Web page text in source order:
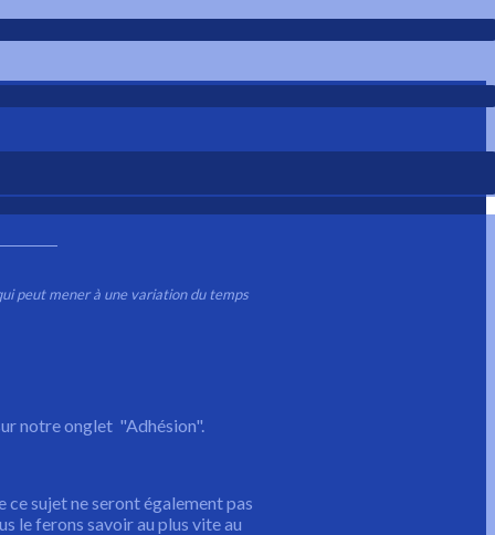
peut mener à une variation du temps
notre onglet "Adhésion".
ce sujet ne seront également pas
le ferons savoir au plus vite au